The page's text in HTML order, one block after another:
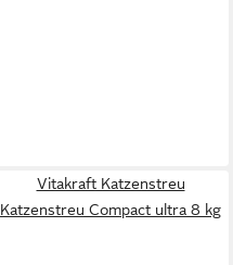
Vitakraft Katzenstreu
Katzenstreu Compact ultra 8 kg